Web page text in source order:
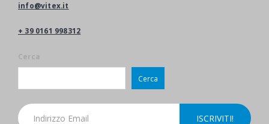
info@vitex.it
+ 39 0161 998312
Cerca
Cerca